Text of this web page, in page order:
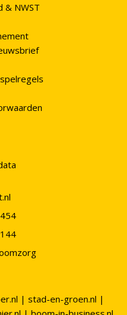
& NWST
| stad-en-groen.nl |